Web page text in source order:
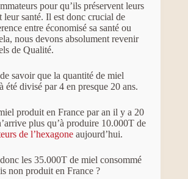
pour qu’ils préservent leurs
leur santé. Il est donc crucial de
entre économisé sa santé ou
nous devons absolument revenir
de Qualité.
savoir que la quantité de miel
été divisé par 4 en presque 20 ans.
produit en France par an il y a 20
plus qu’à produire 10.000T de
de l’hexagone aujourd’hui.
les 35.000T de miel consommé
non produit en France ?